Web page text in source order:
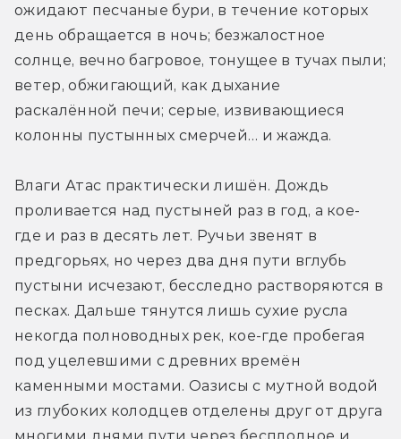
ожидают песчаные бури, в течение которых
день обращается в ночь; безжалостное
солнце, вечно багровое, тонущее в тучах пыли;
ветер, обжигающий, как дыхание
раскалённой печи; серые, извивающиеся
колонны пустынных смерчей… и жажда.
Влаги Атас практически лишён. Дождь
проливается над пустыней раз в год, а кое-
где и раз в десять лет. Ручьи звенят в
предгорьях, но через два дня пути вглубь
пустыни исчезают, бесследно растворяются в
песках. Дальше тянутся лишь сухие русла
некогда полноводных рек, кое-где пробегая
под уцелевшими с древних времён
каменными мостами. Оазисы с мутной водой
из глубоких колодцев отделены друг от друга
многими днями пути через бесплодное и